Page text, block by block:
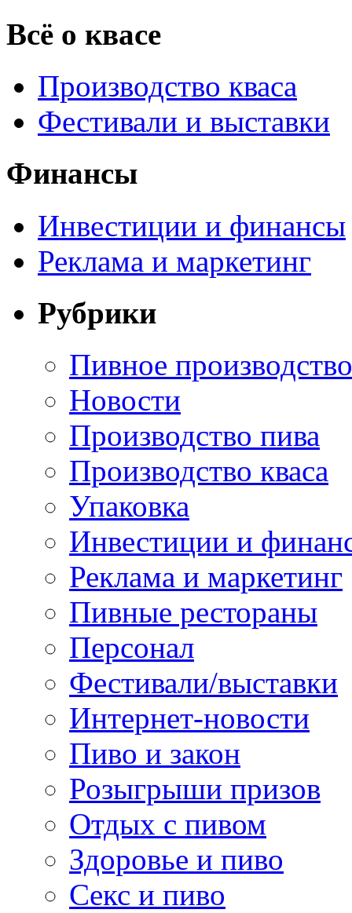
Всё о квасе
Производство кваса
Фестивали и выставки
Финансы
Инвестиции и финансы
Реклама и маркетинг
Рубрики
Пивное производство
Новости
Производство пива
Производство кваса
Упаковка
Инвестиции и
Реклама и маркетинг
Пивные рестораны
Персонал
Фестивали/выставки
Интернет-новости
Пиво и закон
Розыгрыши призов
Отдых с пивом
Здоровье и пиво
Секс и пиво